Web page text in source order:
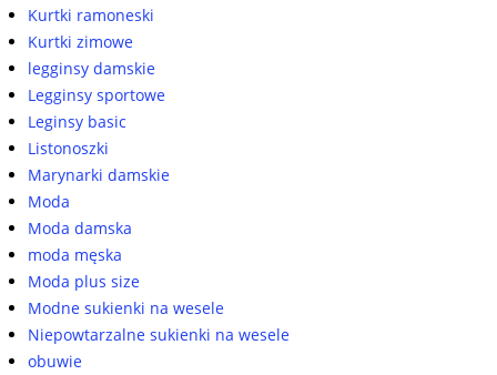
Kurtki ramoneski
Kurtki zimowe
legginsy damskie
Legginsy sportowe
Leginsy basic
Listonoszki
Marynarki damskie
Moda
Moda damska
moda męska
Moda plus size
Modne sukienki na wesele
Niepowtarzalne sukienki na wesele
obuwie